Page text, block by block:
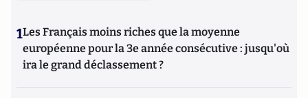
1Les Français moins riches que la moyenne
européenne pour la 3e année consécutive : jusqu'où
ira le grand déclassement ?